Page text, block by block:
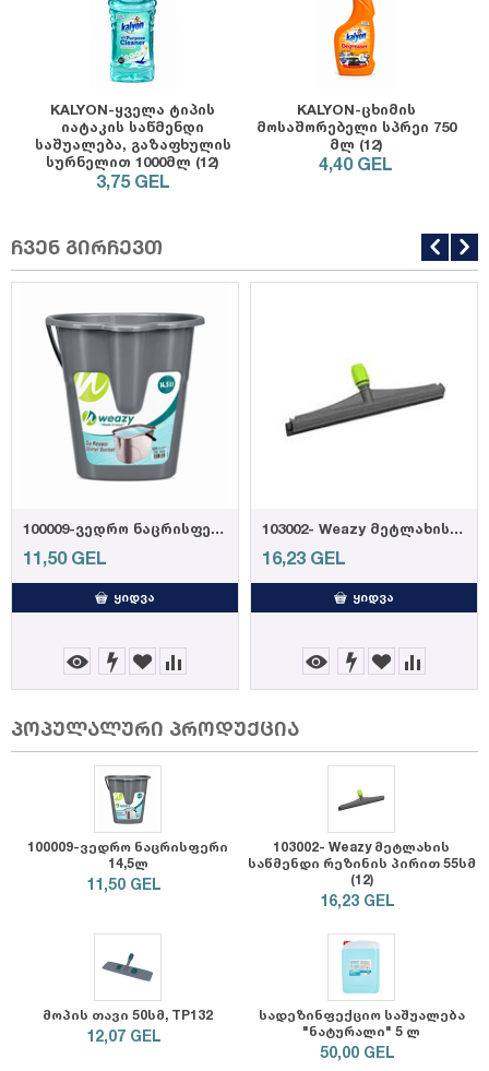
KALYON-ყველა ტიპის
იატაკის საწმენდი
საშუალება, გაზაფხულის
სურნელით 1000მლ (12)
3,75 GEL
KALYON-ცხიმის
მოსაშორებელი სპრეი 750
მლ (12)
4,40 GEL
ჩვენ გირჩევთ
100009-ვედრო ნაცრისფერი 14,5ლ
11,50 GEL
ᲧᲘᲓᲕᲐ
103002- Weazy მეტლახის საწმენდი რეზინის პ...
16,23 GEL
ᲧᲘᲓᲕᲐ
პოპულალური პროდუქცია
100009-ვედრო ნაცრისფერი
14,5ლ
11,50 GEL
103002- Weazy მეტლახის
საწმენდი რეზინის პირით 55სმ
(12)
16,23 GEL
მოპის თავი 50სმ, TP132
12,07 GEL
სადეზინფექციო საშუალება
"ნატურალი" 5 ლ
50,00 GEL